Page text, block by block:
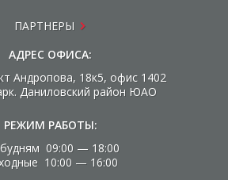
ПАРТНЕРЫ
АДРЕС ОФИСА:
Андропова, 18к5, офис 1402
Даниловский район ЮАО
РЕЖИМ РАБОТЫ:
09:00 — 18:00
10:00 — 16:00